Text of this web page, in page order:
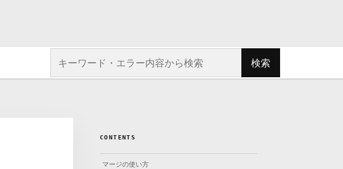
サイト内を検索
検索
CONTENTS
マージの使い方